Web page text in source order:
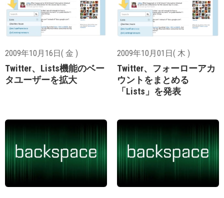
2009年10月16日( 金 )
Twitter、Lists機能のベー
タユーザーを拡大
2009年10月01日( 木 )
Twitter、フォーローアカ
ウントをまとめる
「Lists」を発表